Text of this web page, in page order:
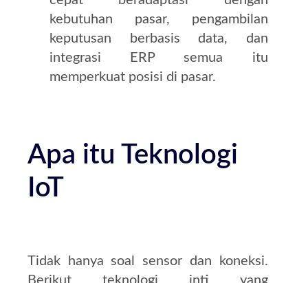
kebutuhan pasar, pengambilan
keputusan berbasis data, dan
integrasi ERP semua itu
memperkuat posisi di pasar.
Apa itu Teknologi
IoT
Tidak hanya soal sensor dan koneksi.